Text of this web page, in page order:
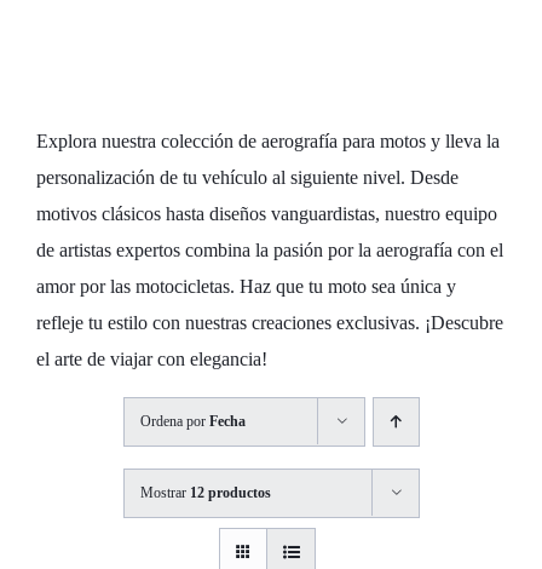
Explora nuestra colección de aerografía para motos y lleva la
personalización de tu vehículo al siguiente nivel. Desde
motivos clásicos hasta diseños vanguardistas, nuestro equipo
de artistas expertos combina la pasión por la aerografía con el
amor por las motocicletas. Haz que tu moto sea única y
refleje tu estilo con nuestras creaciones exclusivas. ¡Descubre
el arte de viajar con elegancia!
Ordena por Fecha
Mostrar 12 productos